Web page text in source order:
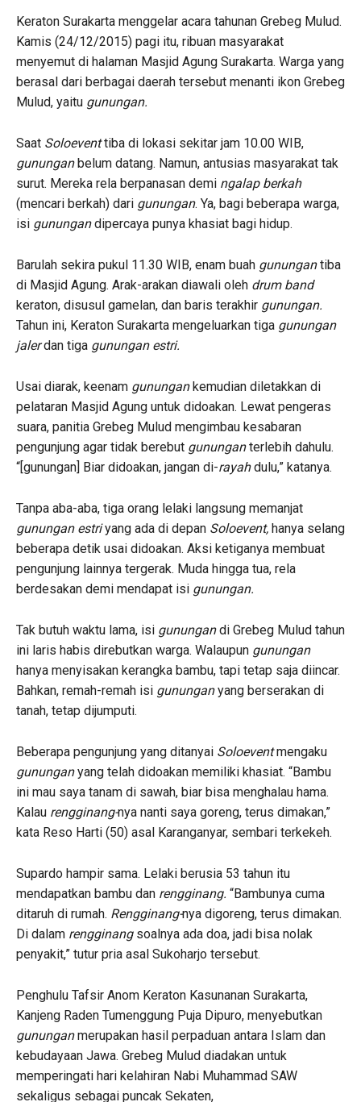
Keraton Surakarta menggelar acara tahunan Grebeg Mulud.
Kamis (24/12/2015) pagi itu, ribuan masyarakat
menyemut di halaman Masjid Agung Surakarta. Warga yang
berasal dari berbagai daerah tersebut menanti ikon Grebeg
Mulud, yaitu gunungan.
Saat Soloeventtiba di lokasi sekitar jam 10.00 WIB,
gununganbelum datang. Namun, antusias masyarakat tak
surut. Mereka rela berpanasan demi ngalap berkah
(mencari berkah) dari gunungan. Ya, bagi beberapa warga,
isi gunungandipercaya punya khasiat bagi hidup.
Barulah sekira pukul 11.30 WIB, enam buah gunungantiba
di Masjid Agung. Arak-arakan diawali oleh drum band
keraton, disusul gamelan, dan baris terakhir gunungan.
Tahun ini, Keraton Surakarta mengeluarkan tiga gunungan
jalerdan tiga gunungan estri.
Usai diarak, keenam gunungankemudian diletakkan di
pelataran Masjid Agung untuk didoakan. Lewat pengeras
suara, panitia Grebeg Mulud mengimbau kesabaran
pengunjung agar tidak berebut gununganterlebih dahulu.
“[gunungan] Biar didoakan, jangan di-rayahdulu,” katanya.
Tanpa aba-aba, tiga orang lelaki langsung memanjat
gunungan estriyang ada di depan Soloevent, hanya selang
beberapa detik usai didoakan. Aksi ketiganya membuat
pengunjung lainnya tergerak. Muda hingga tua, rela
berdesakan demi mendapat isi gunungan.
Tak butuh waktu lama, isi gunungandi Grebeg Mulud tahun
ini laris habis direbutkan warga. Walaupun gunungan
hanya menyisakan kerangka bambu, tapi tetap saja diincar.
Bahkan, remah-remah isi gununganyang berserakan di
tanah, tetap dijumputi.
Beberapa pengunjung yang ditanyai Soloeventmengaku
gununganyang telah didoakan memiliki khasiat. “Bambu
ini mau saya tanam di sawah, biar bisa menghalau hama.
Kalau rengginang-nya nanti saya goreng, terus dimakan,”
kata Reso Harti (50) asal Karanganyar, sembari terkekeh.
Supardo hampir sama. Lelaki berusia 53 tahun itu
mendapatkan bambu dan rengginang. “Bambunya cuma
ditaruh di rumah. Rengginang-nya digoreng, terus dimakan.
Di dalam rengginang soalnya ada doa, jadi bisa nolak
penyakit,” tutur pria asal Sukoharjo tersebut.
Penghulu Tafsir Anom Keraton Kasunanan Surakarta,
Kanjeng Raden Tumenggung Puja Dipuro, menyebutkan
gununganmerupakan hasil perpaduan antara Islam dan
kebudayaan Jawa. Grebeg Mulud diadakan untuk
memperingati hari kelahiran Nabi Muhammad SAW
sekaligus sebagai puncak Sekaten,